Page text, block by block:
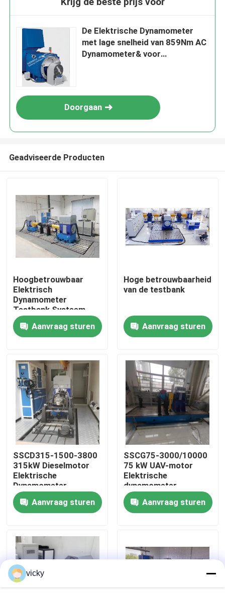
Thuis
Producten
Over Ons
Fabriekstour
Kwaliteitscontrole
Neem contact met ons op
Nieuws
Torsiedynamometer
Hoge snelheidsdynamometer
De Elektrische Dynamometer
met lage snelheid van 859Nm AC
Dynamometer& voor
Doorgaan
Geadviseerde Producten
Hoogbetrouwbaar
Elektrisch
Dynamometer
Testbank Systeem
Aanvraag sturen
Hoge betrouwbaarheid
van de testbank
Aanvraag sturen
SSCD315-1500-3800
315kW Dieselmotor
Elektrische
Dynamometer
Testbank Systeem
Aanvraag sturen
SSCG75-3000/10000
75 kW UAV-motor
Elektrische
dynamometer
testbank
Aanvraag sturen
vicky